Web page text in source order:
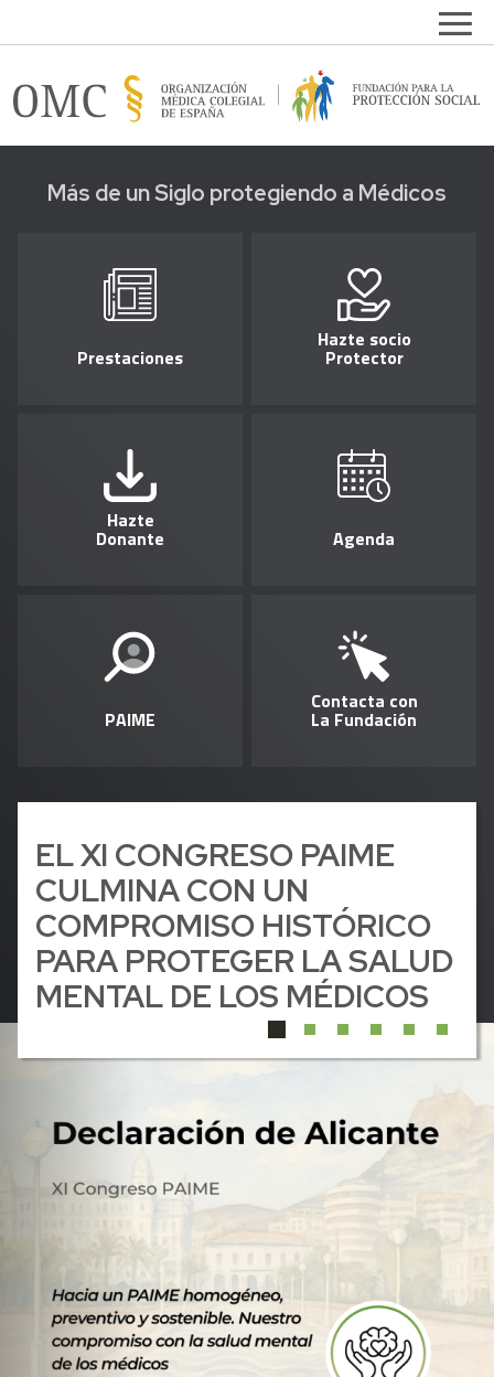
Más de un Siglo protegiendo a Médicos
Prestaciones
Hazte socio
Protector
Hazte
Donante Agenda
PAIME
Contacta con
La Fundación
EL XI CONGRESO PAIME
CULMINA CON UN
COMPROMISO HISTÓRICO
PARA PROTEGER LA SALUD
MENTAL DE LOS MÉDICOS